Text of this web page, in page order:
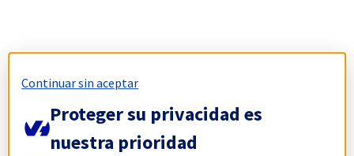
Continuar sin aceptar
Proteger su privacidad es
nuestra prioridad